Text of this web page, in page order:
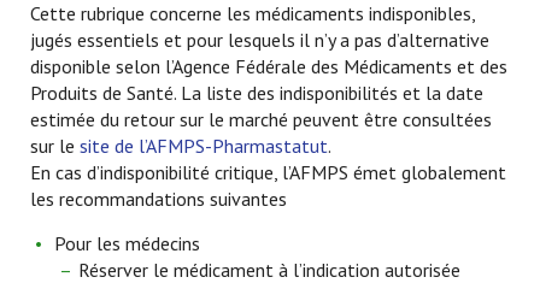
Cette rubrique concerne les médicaments indisponibles,
jugés essentiels et pour lesquels il n’y a pas d’alternative
disponible selon l’Agence Fédérale des Médicaments et des
Produits de Santé. La liste des indisponibilités et la date
estimée du retour sur le marché peuvent être consultées
sur le site de l’AFMPS-Pharmastatut.
En cas d’indisponibilité critique, l’AFMPS émet globalement
les recommandations suivantes
Pour les médecins
Réserver le médicament à l’indication autorisée